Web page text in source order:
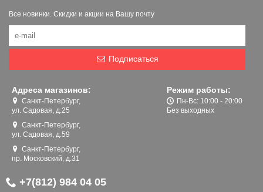
Все новинки. Скидки и акции на Вашу почту
Подписаться
Адреса магазинов:
Санкт-Петербург,
ул. Садовая, д.25
Санкт-Петербург,
ул. Садовая, д.59
Санкт-Петербург,
пр. Московский, д.31
Режим работы:
Пн-Вс: 10:00 - 20:00
Без выходных
+7(812) 984 04 05